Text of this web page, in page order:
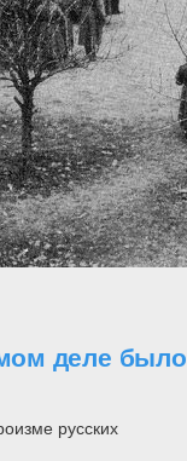
деле было
русских